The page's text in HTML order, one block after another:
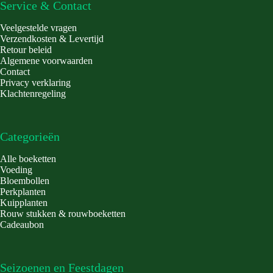
Service & Contact
Veelgestelde vragen
Verzendkosten & Levertijd
Retour beleid
Algemene voorwaarden
Contact
Privacy verklaring
Klachtenregeling
Categorieën
Alle boeketten
Voeding
Bloembollen
Perkplanten
Kuipplanten
Rouw stukken & rouwboeketten
Cadeaubon
Seizoenen en Feestdagen